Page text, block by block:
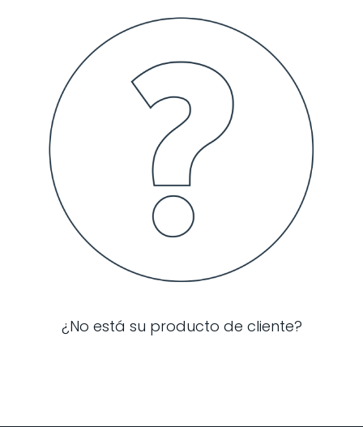
¿No está su producto de cliente?